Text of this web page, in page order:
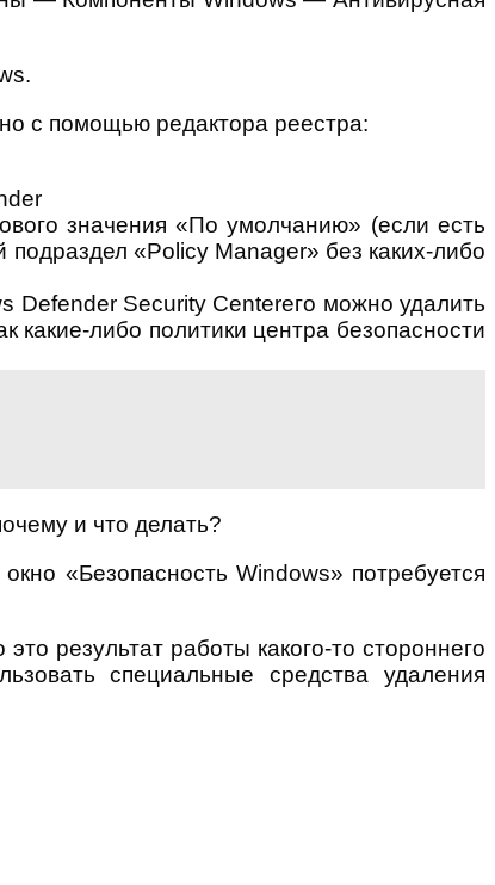
с помощью редактора реестра:
значения «По умолчанию» (если есть
«Policy Manager» без каких-либо
Defender Security Centerего можно удалить
какие-либо политики центра безопасности
«Безопасность Windows» потребуется
результат работы какого-то стороннего
специальные средства удаления